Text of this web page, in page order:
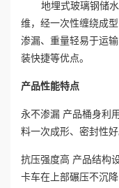
我
们
品
心
地埋式玻璃钢储
维，经一次性缠绕成
渗漏、重量轻易于运
装快捷等优点。
产品性能特点
永不渗漏 产品桶身利
料一次成形、密封性好
抗压强度高 产品结构
卡车在上部碾压不沉降